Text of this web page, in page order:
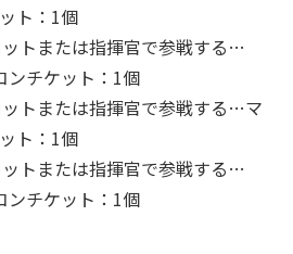
ト：1個
トまたは指揮官で参戦する…
ンチケット：1個
トまたは指揮官で参戦する…マ
ト：1個
トまたは指揮官で参戦する…
ンチケット：1個